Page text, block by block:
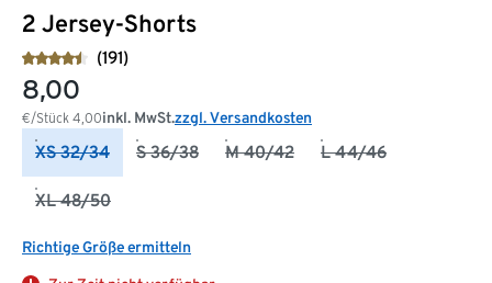
2 Jersey-Shorts
(191)
8,00
€/Stück 4,00inkl. MwSt.zzgl. Versandkosten
XS 32/34 S 36/38 M 40/42 L 44/46
XL 48/50
Richtige Größe ermitteln